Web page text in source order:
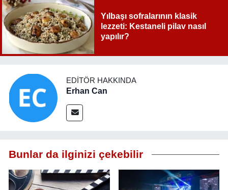
Yılbaşı sofralarının klasik
lezzeti: Kestaneli pilav nasıl
yapılır?
EDITÖR HAKKINDA
Erhan Can
Bunlar da ilginizi çekebilir